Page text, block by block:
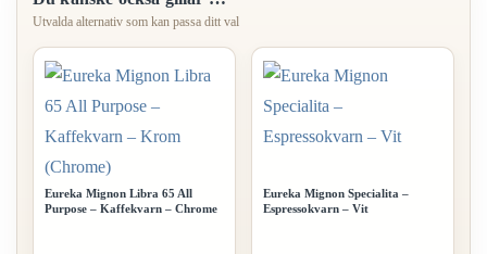
Eureka Mignon Libra 65 All
Purpose – Kaffekvarn – Chrome
Eureka Mignon Specialita –
Espressokvarn – Vit